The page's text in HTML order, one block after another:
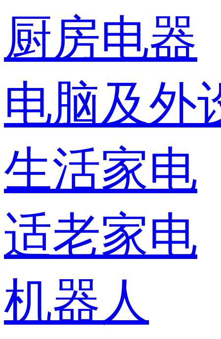
厨房电器
电脑及外
生活家电
适老家电
机器人